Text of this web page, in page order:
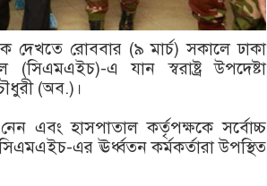
দেখতে রোববার (৯ মার্চ) সকালে ঢাকা
(সিএমএইচ)-এ যান স্বরাষ্ট্র উপদেষ্টা
(অব.)।
এবং হাসপাতাল কর্তৃপক্ষকে সর্বোচ্চ
এর ঊর্ধ্বতন কর্মকর্তারা উপস্থিত